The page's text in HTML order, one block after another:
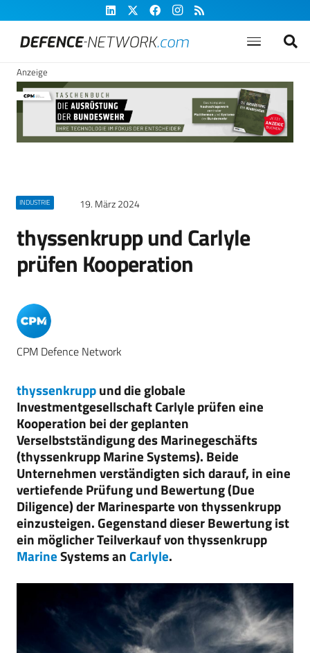
Anzeige
INDUSTRIE 19. März 2024
thyssenkrupp und Carlyle
prüfen Kooperation
CPM Defence Network
thyssenkruppund die globale
Investmentgesellschaft Carlyle prüfen eine
Kooperation bei der geplanten
Verselbstständigung des Marinegeschäfts
(thyssenkrupp Marine Systems). Beide
Unternehmen verständigten sich darauf, in eine
vertiefende Prüfung und Bewertung (Due
Diligence) der Marinesparte von thyssenkrupp
einzusteigen. Gegenstand dieser Bewertung ist
ein möglicher Teilverkauf von thyssenkrupp
MarineSystems anCarlyle.